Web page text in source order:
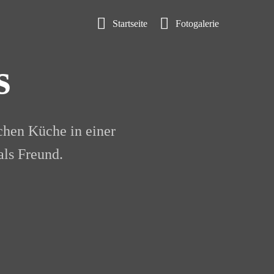
Startseite Fotogalerie
Küche in einer
Freund.